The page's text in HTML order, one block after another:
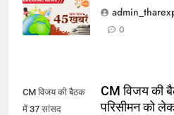
45 ताजा समाचार
0
CM विजय की बैठक
में 37 सांसद
CM विजय की
परिसीमन को